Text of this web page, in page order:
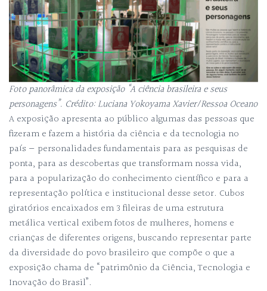
Foto panorâmica da exposição “A ciência brasileira e seus
personagens”. Crédito: Luciana Yokoyama Xavier/Ressoa Oceano
A exposição apresenta ao público algumas das pessoas que
fizeram e fazem a história da ciência e da tecnologia no
país — personalidades fundamentais para as pesquisas de
ponta, para as descobertas que transformam nossa vida,
para a popularização do conhecimento científico e para a
representação política e institucional desse setor. Cubos
giratórios encaixados em 3 fileiras de uma estrutura
metálica vertical exibem fotos de mulheres, homens e
crianças de diferentes origens, buscando representar parte
da diversidade do povo brasileiro que compõe o que a
exposição chama de “patrimônio da Ciência, Tecnologia e
Inovação do Brasil”.